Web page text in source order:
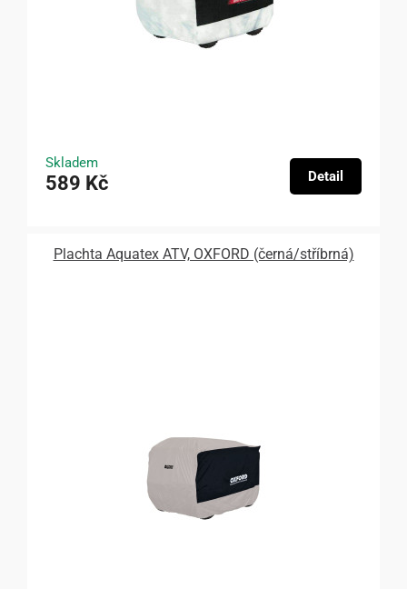
Skladem
589 Kč Detail
Plachta Aquatex ATV, OXFORD (černá/stříbrná)